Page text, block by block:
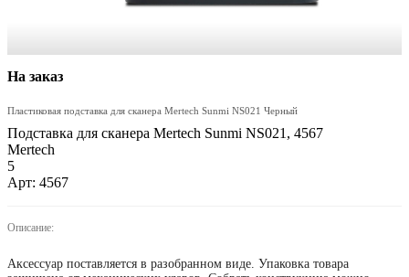
На заказ
Пластиковая подставка для сканера Mertech Sunmi NS021 Черный
Подставка для сканера Mertech Sunmi NS021, 4567
Mertech
5
Арт: 4567
Описание:
Аксессуар поставляется в разобранном виде. Упаковка товара